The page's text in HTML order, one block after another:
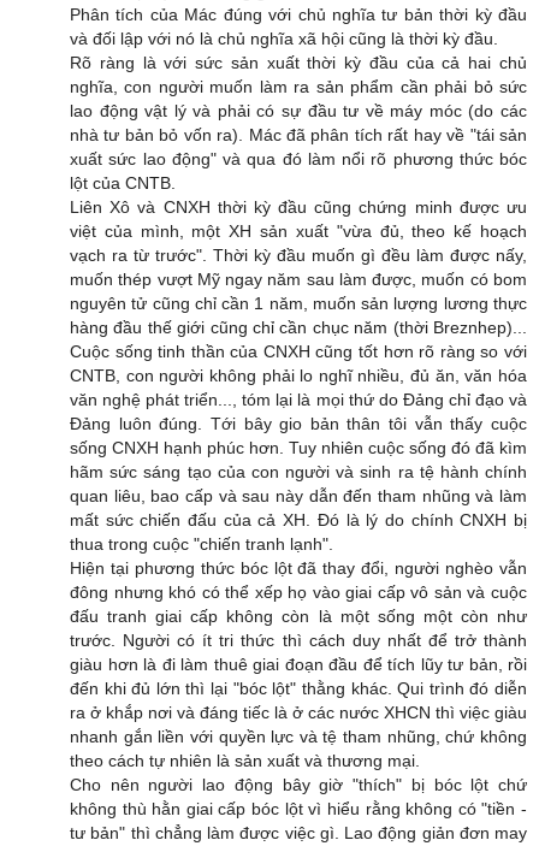
Phân tích của Mác đúng với chủ nghĩa tư bản thời kỳ đầu
và đối lập với nó là chủ nghĩa xã hội cũng là thời kỳ đầu.
Rõ ràng là với sức sản xuất thời kỳ đầu của cả hai chủ
nghĩa, con người muốn làm ra sản phẩm cần phải bỏ sức
lao động vật lý và phải có sự đầu tư về máy móc (do các
nhà tư bản bỏ vốn ra). Mác đã phân tích rất hay về "tái sản
xuất sức lao động" và qua đó làm nổi rõ phương thức bóc
lột của CNTB.
Liên Xô và CNXH thời kỳ đầu cũng chứng minh được ưu
việt của mình, một XH sản xuất "vừa đủ, theo kế hoạch
vạch ra từ trước". Thời kỳ đầu muốn gì đều làm được nấy,
muốn thép vượt Mỹ ngay năm sau làm được, muốn có bom
nguyên tử cũng chỉ cần 1 năm, muốn sản lượng lương thực
hàng đầu thế giới cũng chỉ cần chục năm (thời Breznhep)...
Cuộc sống tinh thần của CNXH cũng tốt hơn rõ ràng so với
CNTB, con người không phải lo nghĩ nhiều, đủ ăn, văn hóa
văn nghệ phát triển..., tóm lại là mọi thứ do Đảng chỉ đạo và
Đảng luôn đúng. Tới bây gio bản thân tôi vẫn thấy cuộc
sống CNXH hạnh phúc hơn. Tuy nhiên cuộc sống đó đã kìm
hãm sức sáng tạo của con người và sinh ra tệ hành chính
quan liêu, bao cấp và sau này dẫn đến tham nhũng và làm
mất sức chiến đấu của cả XH. Đó là lý do chính CNXH bị
thua trong cuộc "chiến tranh lạnh".
Hiện tại phương thức bóc lột đã thay đổi, người nghèo vẫn
đông nhưng khó có thể xếp họ vào giai cấp vô sản và cuộc
đấu tranh giai cấp không còn là một sống một còn như
trước. Người có ít tri thức thì cách duy nhất để trở thành
giàu hơn là đi làm thuê giai đoạn đầu để tích lũy tư bản, rồi
đến khi đủ lớn thì lại "bóc lột" thằng khác. Qui trình đó diễn
ra ở khắp nơi và đáng tiếc là ở các nước XHCN thì việc giàu
nhanh gắn liền với quyền lực và tệ tham nhũng, chứ không
theo cách tự nhiên là sản xuất và thương mại.
Cho nên người lao động bây giờ "thích" bị bóc lột chứ
không thù hằn giai cấp bóc lột vì hiểu rằng không có "tiền -
tư bản" thì chẳng làm được việc gì. Lao động giản đơn may